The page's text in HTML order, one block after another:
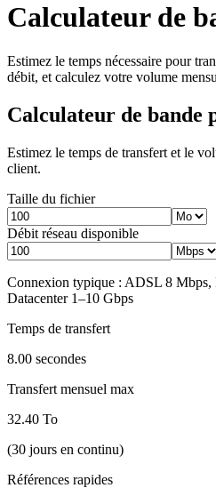
Calculateur de
Estimez le temps nécessaire pour
débit, et calculez votre volume
Calculateur de bande
Estimez le temps de transfert et le
client.
Taille du fichier
Débit réseau disponible
Connexion typique : ADSL 8 Mbps,
Datacenter 1–10 Gbps
Temps de transfert
8.00 secondes
Transfert mensuel max
32.40 To
(30 jours en continu)
Références rapides